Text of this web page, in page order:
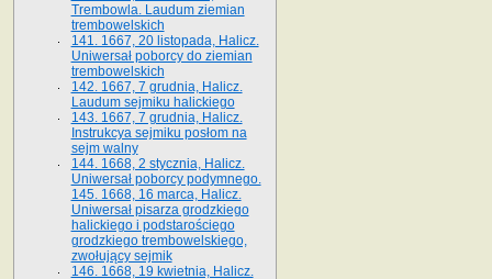
Trembowla. Laudum ziemian
trembowelskich
141. 1667, 20 listopada, Halicz.
Uniwersał poborcy do ziemian
trembowelskich
142. 1667, 7 grudnia, Halicz.
Laudum sejmiku halickiego
143. 1667, 7 grudnia, Halicz.
Instrukcya sejmiku posłom na
sejm walny
144. 1668, 2 stycznia, Halicz.
Uniwersał poborcy podymnego.
145. 1668, 16 marca, Halicz.
Uniwersał pisarza grodzkiego
halickiego i podstarościego
grodzkiego trembowelskiego,
zwołujący sejmik
146. 1668, 19 kwietnia, Halicz.